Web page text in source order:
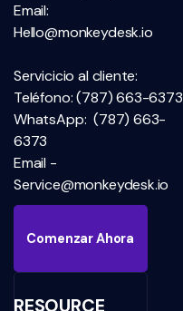
Email:
Hello@monkeydesk.io
Servicicio al cliente:
Teléfono: (787) 663-6373
WhatsApp: (787) 663-
6373
Email -
Service@monkeydesk.io
Comenzar Ahora
RESOURCE